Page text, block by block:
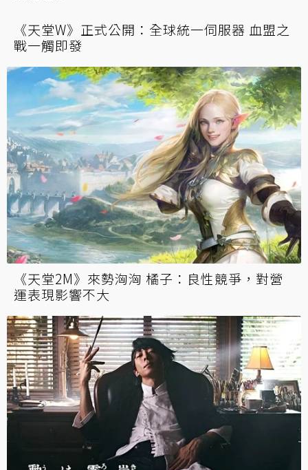
《天堂W》正式公開：全球統一伺服器 血盟之
戰一觸即發
《天堂2M》來勢洶洶 橘子：良性競爭，對營
運表現影響不大